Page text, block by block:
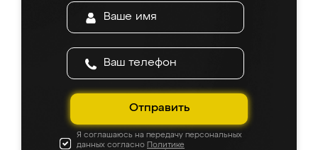
Отправить
Я соглашаюсь на передачу персональных
данных согласно Политике